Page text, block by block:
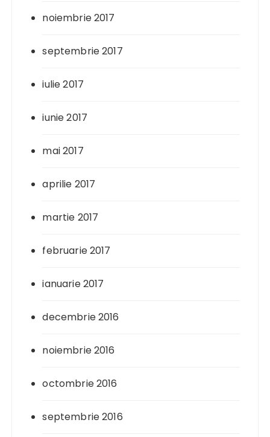
noiembrie 2017
septembrie 2017
iulie 2017
iunie 2017
mai 2017
aprilie 2017
martie 2017
februarie 2017
ianuarie 2017
decembrie 2016
noiembrie 2016
octombrie 2016
septembrie 2016